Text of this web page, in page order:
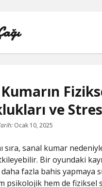
REELS BEĞENI
TWITTER
ve Stres
Ocak 10, 2025
sıra, sanal kumar
Bir oyundaki
fazla bahis yapmaya
psikolojik hem de fiziksel